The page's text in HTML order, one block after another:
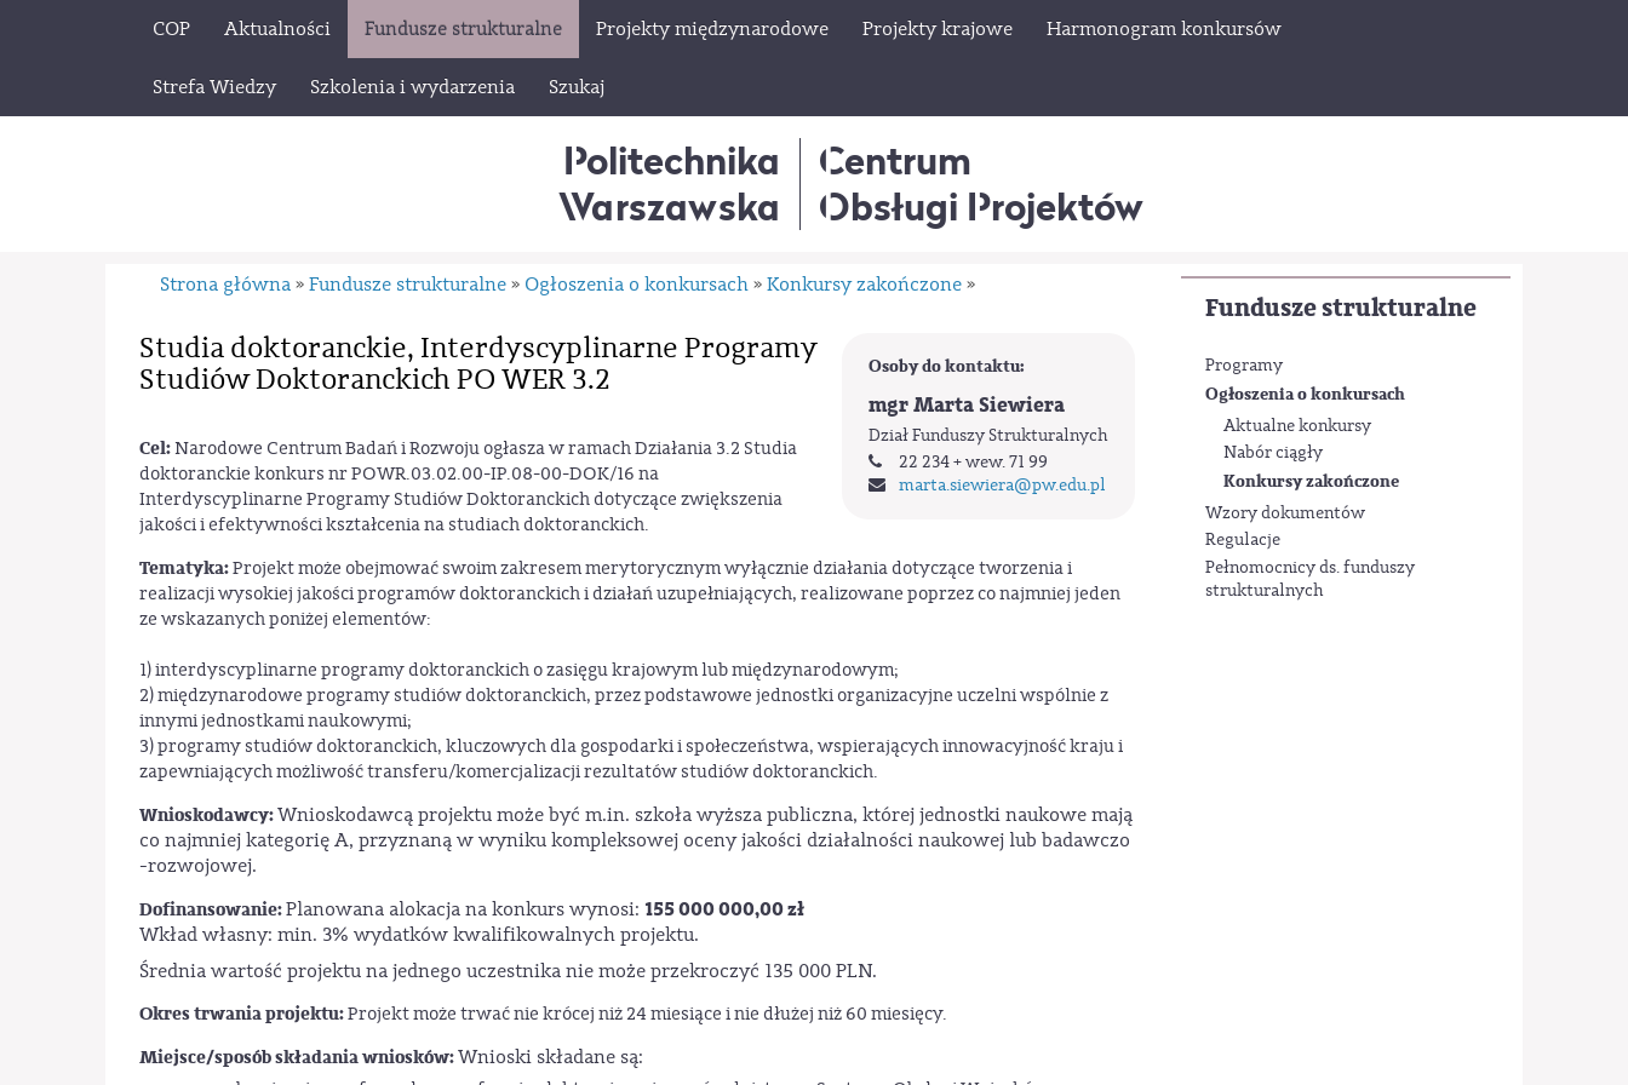
COP Aktualności Fundusze strukturalne Projekty międzynarodowe Projekty krajowe Harmonogram konkursów
Strefa Wiedzy Szkolenia i wydarzenia Szukaj
Politechnika
Warszawska
Centrum
Obsługi Projektów
Fundusze strukturalne
Programy
Ogłoszenia o konkursach
Aktualne konkursy
Nabór ciągły
Konkursy zakończone
Wzory dokumentów
Regulacje
Pełnomocnicy ds. funduszy
strukturalnych
Strona główna » Fundusze strukturalne » Ogłoszenia o konkursach » Konkursy zakończone »
Osoby do kontaktu:
mgr Marta Siewiera
Dział Funduszy Strukturalnych
22 234 + wew. 71 99
marta.siewiera@pw.edu.pl
Studia doktoranckie, Interdyscyplinarne Programy
Studiów Doktoranckich PO WER 3.2
Cel:Narodowe Centrum Badań i Rozwoju ogłasza w ramach Działania 3.2 Studia
doktoranckie konkurs nr POWR.03.02.00-IP.08-00-DOK/16 na
Interdyscyplinarne Programy Studiów Doktoranckich dotyczące zwiększenia
jakości i efektywności kształcenia na studiach doktoranckich.
Tematyka:Projekt może obejmować swoim zakresem merytorycznym wyłącznie działania dotyczące tworzenia i
realizacji wysokiej jakości programów doktoranckich i działań uzupełniających, realizowane poprzez co najmniej jeden
ze wskazanych poniżej elementów:
1) interdyscyplinarne programy doktoranckich o zasięgu krajowym lub międzynarodowym;
2) międzynarodowe programy studiów doktoranckich, przez podstawowe jednostki organizacyjne uczelni wspólnie z
innymi jednostkami naukowymi;
3) programy studiów doktoranckich, kluczowych dla gospodarki i społeczeństwa, wspierających innowacyjność kraju i
zapewniających możliwość transferu/komercjalizacji rezultatów studiów doktoranckich.
Wnioskodawcy:Wnioskodawcą projektu może być m.in. szkoła wyższa publiczna, której jednostki naukowe mają
co najmniej kategorię A, przyznaną w wyniku kompleksowej oceny jakości działalności naukowej lub badawczo
-rozwojowej.
Dofinansowanie:Planowana alokacja na konkurs wynosi: 155 000 000,00 zł
Wkład własny: min. 3% wydatków kwalifikowalnych projektu.
Średnia wartość projektu na jednego uczestnika nie może przekroczyć 135 000 PLN.
Okres trwania projektu:Projekt może trwać nie krócej niż 24 miesiące i nie dłużej niż 60 miesięcy.
Miejsce/sposób składania wniosków:Wnioski składane są: